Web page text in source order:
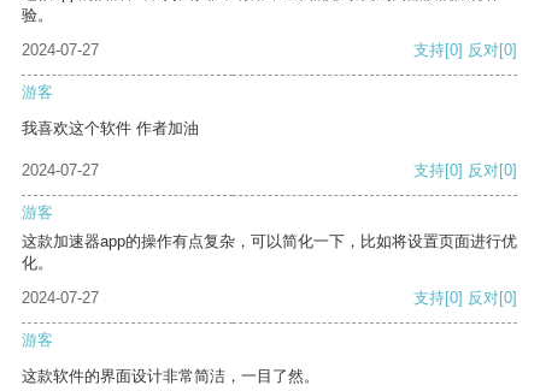
验。
2024-07-27
支持[0] 反对[0]
游客
我喜欢这个软件 作者加油
2024-07-27 支持[0] 反对[0]
游客
这款加速器app的操作有点复杂，可以简化一下，比如将设置页面进行优
化。
2024-07-27
支持[0] 反对[0]
游客
这款软件的界面设计非常简洁，一目了然。